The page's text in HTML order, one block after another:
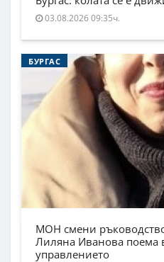
03.08.2026 09:35ч.
БУРГАС
МОН смени
Лиляна Иванова поема
управлението